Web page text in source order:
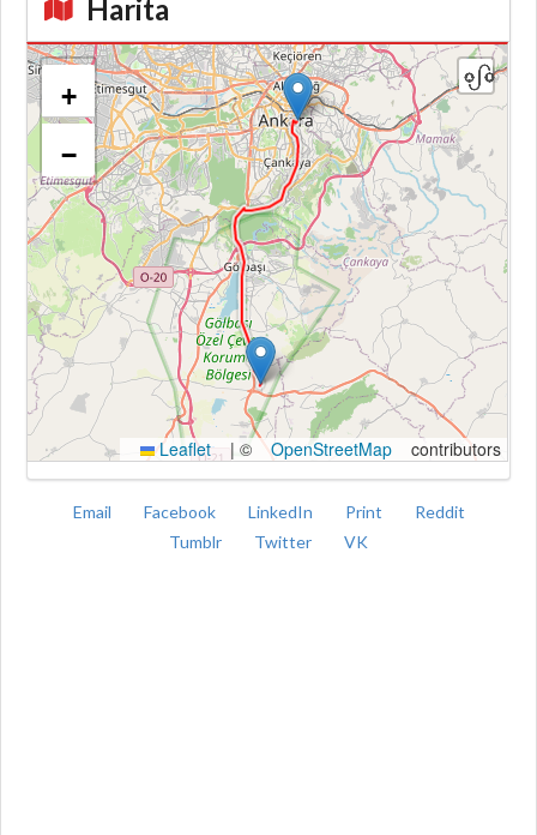
Harita
Kroki
+
−
Leaflet | © OpenStreetMap contributors
Email Facebook LinkedIn Print
Reddit
Tumblr
Twitter VK